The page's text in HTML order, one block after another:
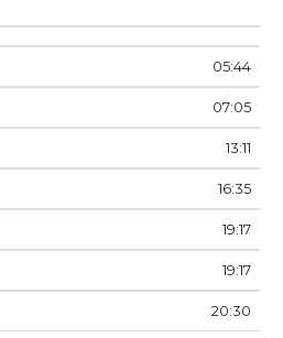
05:44
07:05
13:11
16:35
19:17
19:17
20:30